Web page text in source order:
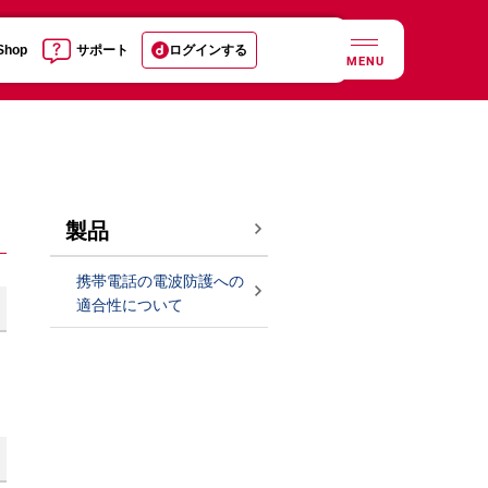
サポート ログインする
MENU
製品
携帯電話の電波防護への
適合性について